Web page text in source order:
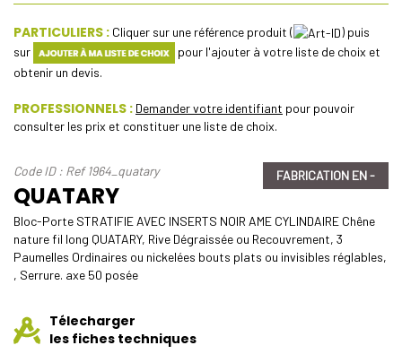
PARTICULIERS : Cliquer sur une référence produit (
) puis
sur
pour l'ajouter à votre liste de choix et
obtenir un devis.
PROFESSIONNELS : Demander votre identifiant pour pouvoir
consulter les prix et constituer une liste de choix.
Code ID : Ref 1964_quatary
QUATARY
FABRICATION EN -
Bloc-Porte STRATIFIE AVEC INSERTS NOIR AME CYLINDAIRE Chêne
nature fil long QUATARY, Rive Dégraissée ou Recouvrement, 3
Paumelles Ordinaires ou nickelées bouts plats ou invisibles réglables,
, Serrure. axe 50 posée
Télecharger
les fiches techniques